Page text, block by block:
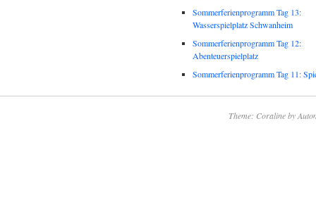
Sommerferienprogramm Tag 13:
Wasserspielplatz Schwanheim
Sommerferienprogramm Tag 12:
Abenteuerspielplatz
Sommerferienprogramm Tag 11:
Theme: Coraline by